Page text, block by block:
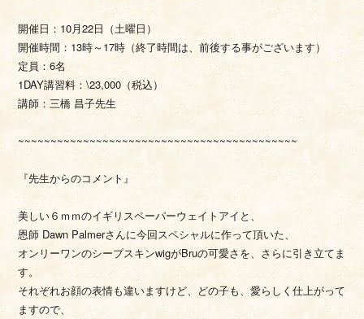
開催日：10月22日（土曜日）
開催時間：13時～17時（終了時間は、前後する事がございます）
定員：6名
1DAY講習料：\23,000（税込）
講師：三橋 昌子先生
~~~~~~~~~~~~~~~~~~~~~~~~~~~~~~~~~~~~~~~~~~~
『先生からのコメント』
美しい６ｍｍのイギリスペーパーウェイトアイと、
恩師 Dawn Palmerさんに今回スペシャルに作って頂いた、
オンリーワンのシープスキンwigがBruの可愛さを、さらに引き立てま
す。
それぞれお顔の表情も違いますけど、どの子も、愛らしく仕上がって
ますので、